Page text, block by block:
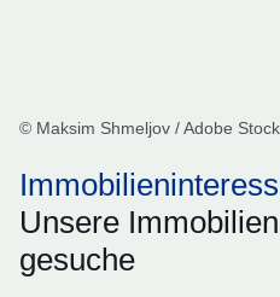
© Maksim Shmeljov / Adobe Stock
Unsere
gesuche